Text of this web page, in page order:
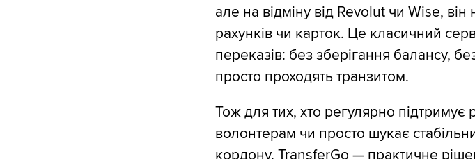
але на відміну від Revolut чи Wise,
рахунків чи карток. Це класичний
переказів: без зберігання балансу,
просто проходять транзитом.
Тож для тих, хто регулярно підтримує
волонтерам чи просто шукає
кордону, TransferGo — практичне